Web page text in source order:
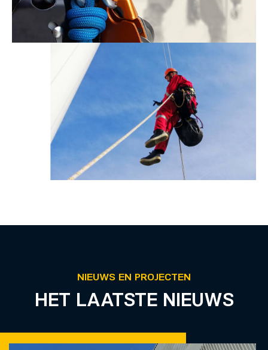
NIEUWS EN PROJECTEN
HET LAATSTE NIEUWS